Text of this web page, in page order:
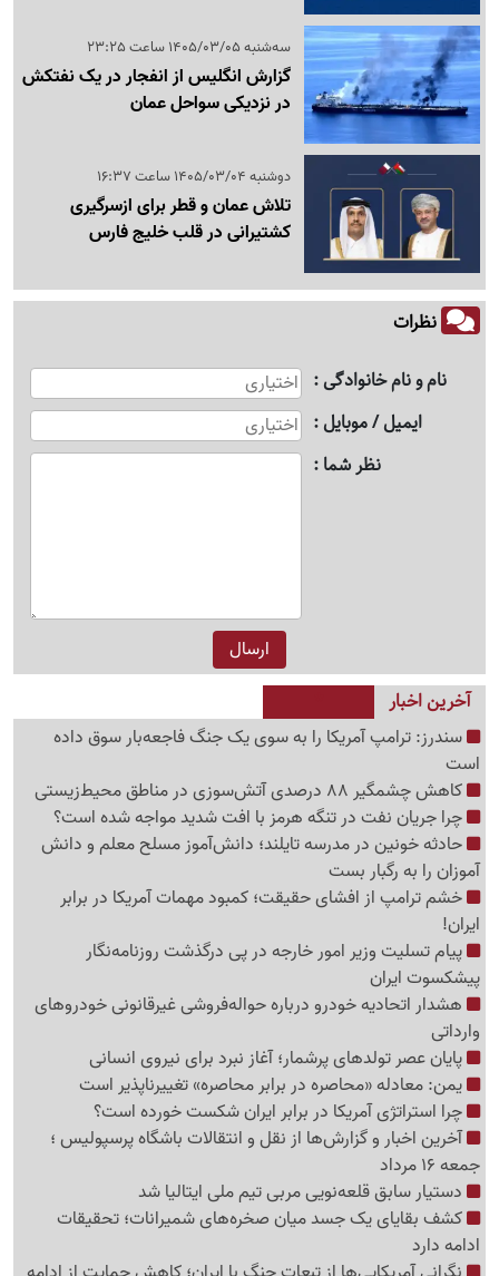
سه‌شنبه 1405/03/05 ساعت 23:25
گزارش انگلیس از انفجار در یک نفتکش
در نزدیکی سواحل عمان
دوشنبه 1405/03/04 ساعت 16:37
تلاش عمان و قطر برای ازسرگیری
کشتیرانی در قلب خلیج فارس
نظرات
نام و نام خانوادگی
ایمیل / موبایل
نظر شما
آخرین اخبار
سندرز: ترامپ آمریکا را به سوی یک جنگ فاجعه‌بار سوق داده
است
کاهش چشمگیر 88 درصدی آتش‌سوزی در مناطق محیط‌زیستی
چرا جریان نفت در تنگه هرمز با افت شدید مواجه شده است؟
حادثه خونین در مدرسه تایلند؛ دانش‌آموز مسلح معلم و دانش
آموزان را به رگبار بست
خشم ترامپ از افشای حقیقت؛ کمبود مهمات آمریکا در برابر
ایران!
پیام تسلیت وزیر امور خارجه در پی درگذشت روزنامه‌نگار
پیشکسوت ایران
هشدار اتحادیه خودرو درباره حواله‌فروشی غیرقانونی خودروهای
وارداتی
پایان عصر تولدهای پرشمار؛ آغاز نبرد برای نیروی انسانی
یمن: معادله «محاصره در برابر محاصره» تغییرناپذیر است
چرا استراتژی آمریکا در برابر ایران شکست خورده است؟
آخرین اخبار و گزارش‌ها از نقل و انتقالات باشگاه پرسپولیس ؛
جمعه 16 مرداد
دستیار سابق قلعه‌نویی مربی تیم ملی ایتالیا شد
کشف بقایای یک جسد میان صخره‌های شمیرانات؛ تحقیقات
ادامه دارد